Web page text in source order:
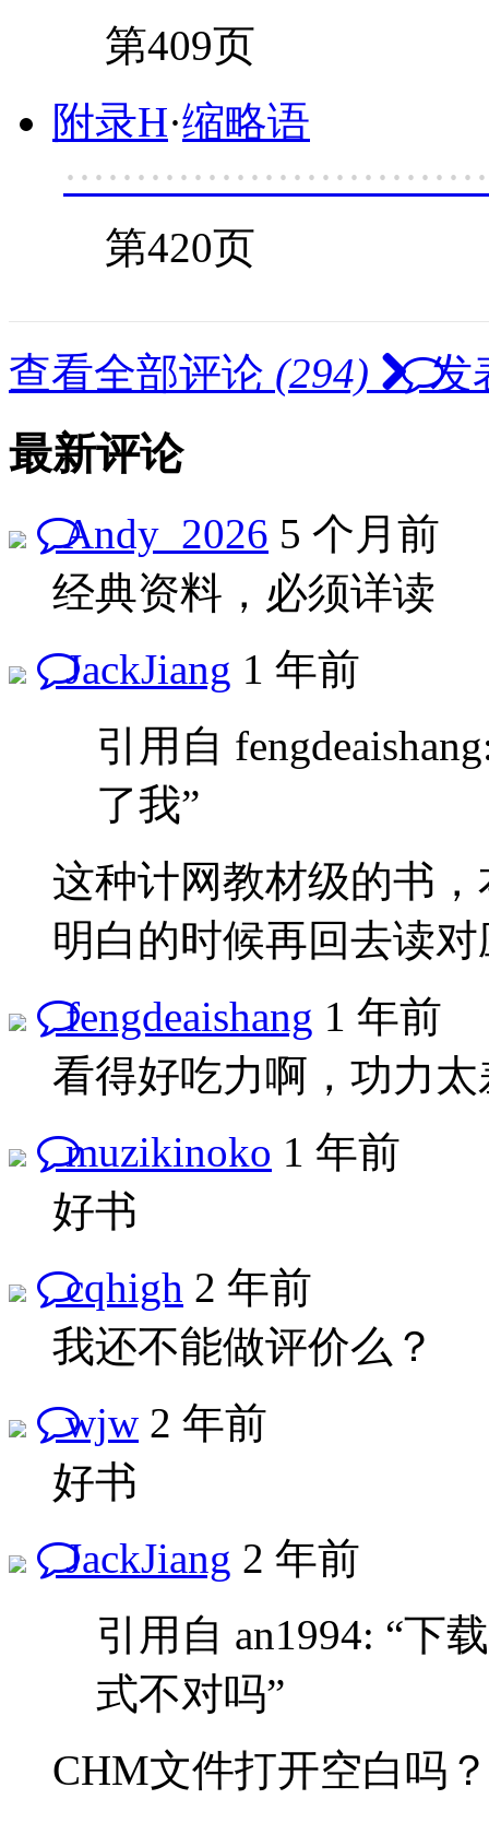
第409页
附录H·缩略语
第420页
查看全部评论 (294) 发
最新评论
Andy_2026 5 个月前
经典资料，必须详读
JackJiang 1 年前
引用自
了我”
这种计网教材级的书
明白的时候再回去读
fengdeaishang 1 年前
看得好吃力啊，功力
muzikinoko 1 年前
好书
cqhigh 2 年前
我还不能做评价么？
wjw 2 年前
好书
JackJiang 2 年前
引用自 an1994: “下
式不对吗”
CHM文件打开空白吗？